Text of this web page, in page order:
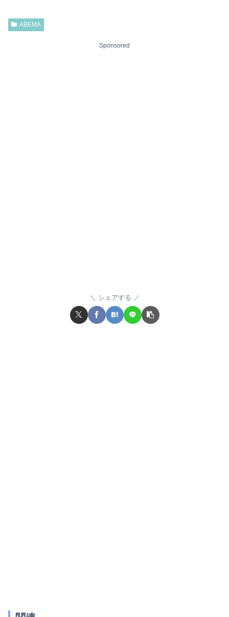
ABEMA
Sponsored
シェアする